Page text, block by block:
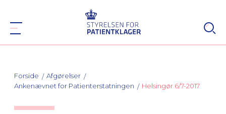
Forside
Afgørelser
Ankenævnet for Patienterstatningen
Helsingør 6/7-2017